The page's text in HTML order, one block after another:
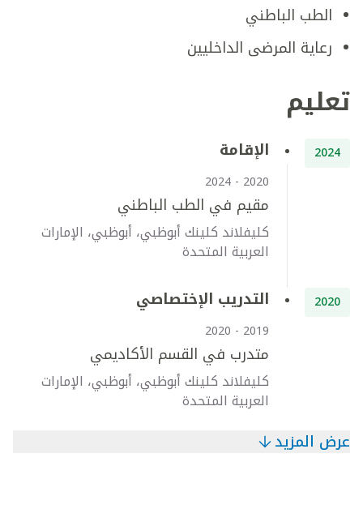
الطب الباطني
رعاية المرضى الداخليين
تعليم
2024 الإقامة
2020 - 2024
مقيم في الطب الباطني
كليفلاند كلينك أبوظبي، أبوظبي، الإمارات
العربية المتحدة
2020 التدريب الإختصاصي
2019 - 2020
متدرب في القسم الأكاديمي
كليفلاند كلينك أبوظبي، أبوظبي، الإمارات
العربية المتحدة
عرض المزيد